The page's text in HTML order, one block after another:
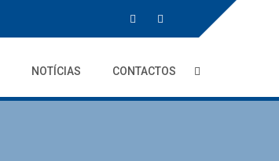
NOTÍCIAS CONTACTOS